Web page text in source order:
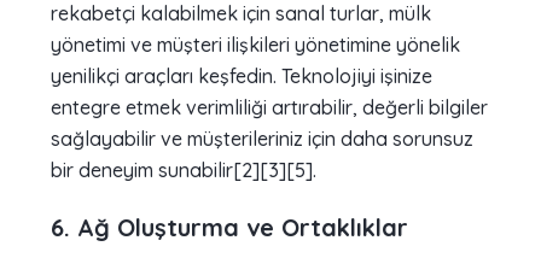
rekabetçi kalabilmek için sanal turlar, mülk
yönetimi ve müşteri ilişkileri yönetimine yönelik
yenilikçi araçları keşfedin. Teknolojiyi işinize
entegre etmek verimliliği artırabilir, değerli bilgiler
sağlayabilir ve müşterileriniz için daha sorunsuz
bir deneyim sunabilir[2][3][5].
6. Ağ Oluşturma ve Ortaklıklar